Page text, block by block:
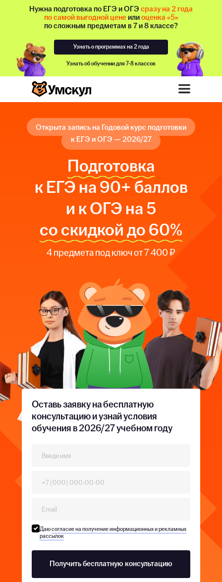
Узнать о программах на 2 года
Узнать об обучении для 7-8 классов
Нужна подготовка по ЕГЭ и ОГЭ сразу на 2 года
по самой выгодной ценеилиоценка «5»
по сложным предметам в 7 и 8 классе?
Открыта запись на Годовой курс подготовки
к ЕГЭ и ОГЭ — 2026/27
Подготовка
к ЕГЭ на 90+ баллов
и к ОГЭ на 5
со скидкой до 60%
4 предмета под ключ от 7 400 ₽
Оставь заявку на бесплатную
консультацию и узнай условия
обучения в 2026/27 учебном году
Даюсогласие на получение информационных и рекламных
рассылок
Получить бесплатную консультацию